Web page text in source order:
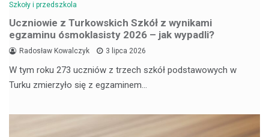
Szkoły i przedszkola
Uczniowie z Turkowskich Szkół z wynikami
egzaminu ósmoklasisty 2026 – jak wypadli?
Radosław Kowalczyk 3 lipca 2026
W tym roku 273 uczniów z trzech szkół podstawowych w
Turku zmierzyło się z egzaminem…